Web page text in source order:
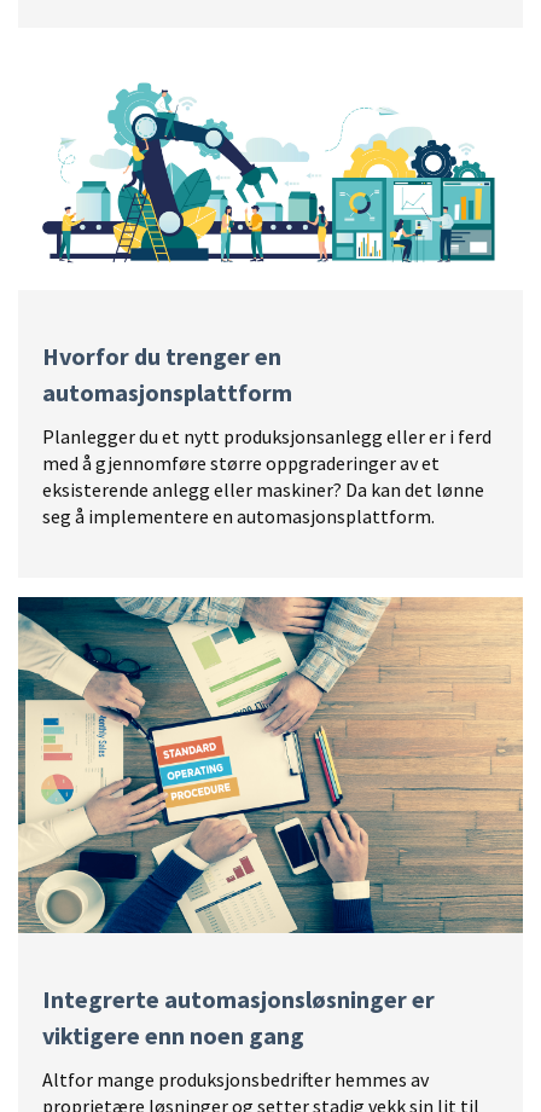
Hvorfor du trenger en
automasjonsplattform
Planlegger du et nytt produksjonsanlegg eller er i ferd
med å gjennomføre større oppgraderinger av et
eksisterende anlegg eller maskiner? Da kan det lønne
seg å implementere en automasjonsplattform.
Integrerte automasjonsløsninger er
viktigere enn noen gang
Altfor mange produksjonsbedrifter hemmes av
proprietære løsninger og setter stadig vekk sin lit til